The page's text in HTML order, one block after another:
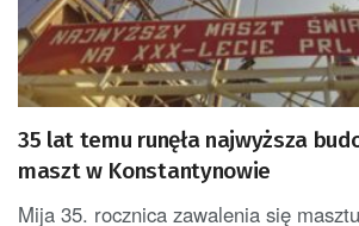
35 lat temu runęła najwyższa
maszt w Konstantynowie
Mija 35. rocznica zawalenia się